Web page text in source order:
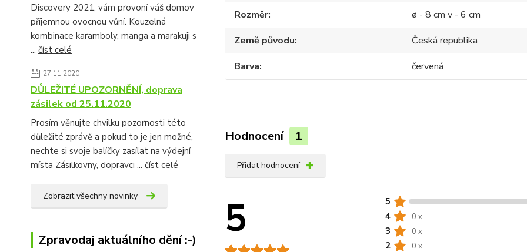
Discovery 2021, vám provoní váš domov
příjemnou ovocnou vůní. Kouzelná
kombinace karamboly, manga a marakuji s
... číst celé
27.11.2020
DŮLEŽITÉ UPOZORNĚNÍ, doprava
zásilek od 25.11.2020
Prosím věnujte chvilku pozornosti této
důležité zprávě a pokud to je jen možné,
nechte si svoje balíčky zasílat na výdejní
místa Zásilkovny, dopravci ... číst celé
Zobrazit všechny novinky
Zpravodaj aktuálního dění :-)
Rozměr
ø - 8 cm v - 6 cm
Země původu
Česká republika
Barva
červená
Hodnocení 1
Přidat hodnocení
5
5
4
0 x
3 0 x
2 0 x